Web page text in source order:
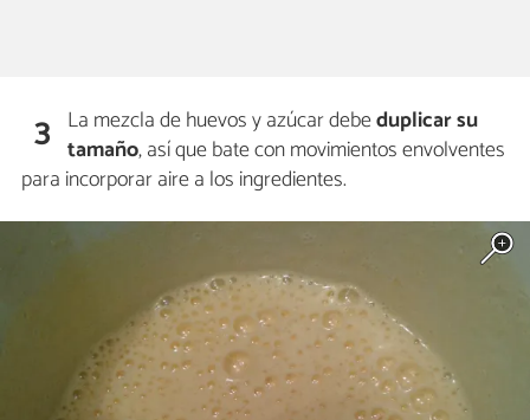
3 La mezcla de huevos y azúcar debeduplicar su
tamaño, así que bate con movimientos envolventes
para incorporar aire a los ingredientes.